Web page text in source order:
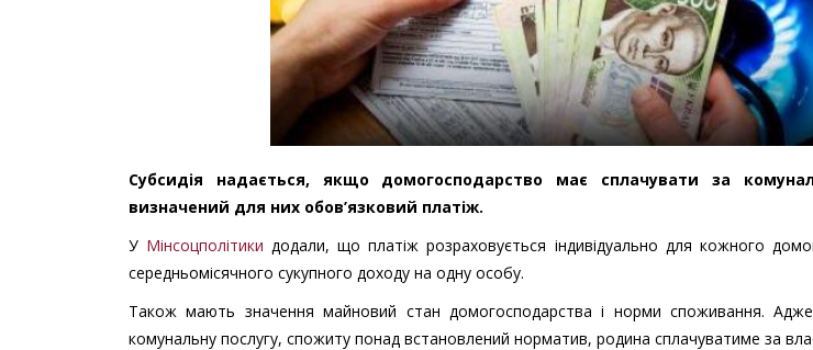
Субсидія надається, якщо домогосподарство має сплачувати за
визначений для них обов’язковий платіж.
У Мінсоцполітики додали, що платіж розраховується індивідуально для кожного
середньомісячного сукупного доходу на одну особу.
Також мають значення майновий стан домогосподарства і норми споживання.
комунальну послугу, спожиту понад встановлений норматив, родина сплачуватиме за